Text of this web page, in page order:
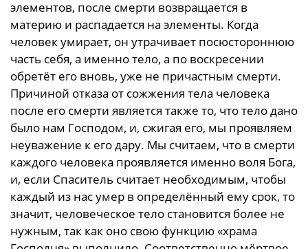
элементов, после смерти возвращается в
материю и распадается на элементы. Когда
человек умирает, он утрачивает посюстороннюю
часть себя, а именно тело, а по воскресении
обретёт его вновь, уже не причастным смерти.
Причиной отказа от сожжения тела человека
после его смерти является также то, что тело дано
было нам Господом, и, сжигая его, мы проявляем
неуважение к его дару. Мы считаем, что в смерти
каждого человека проявляется именно воля Бога,
и, если Спаситель считает необходимым, чтобы
каждый из нас умер в определённый ему срок, то
значит, человеческое тело становится более не
нужным, так как оно свою функцию «храма